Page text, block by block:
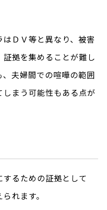
ＤＶ等と異なり、被害
拠を集めることが難し
夫婦間での喧嘩の範囲
まう可能性もある点が
るための証拠として
れます。